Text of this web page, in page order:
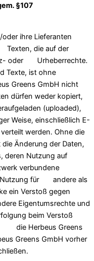
§107
ihre Lieferanten
die auf der
oder Urheberrechte.
Texte, ist ohne
Greens GmbH nicht
dürfen weder kopiert,
(uploaded),
Weise, einschließlich E-
werden. Ohne die
Änderung der Daten,
Nutzung auf
verbundene
Nutzung für andere als
ein Verstoß gegen
Eigentumsrechte und
beim Verstoß
die Herbeus Greens
Greens GmbH vorher